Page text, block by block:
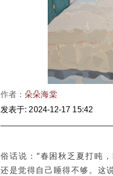
作者： 朵朵海棠
发表于: 2024-12-17 15:42
俗话说：“春困秋乏夏打盹
还是觉得自己睡得不够。这